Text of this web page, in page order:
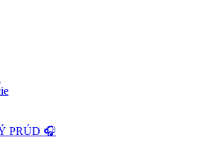
PRÚD 🎧